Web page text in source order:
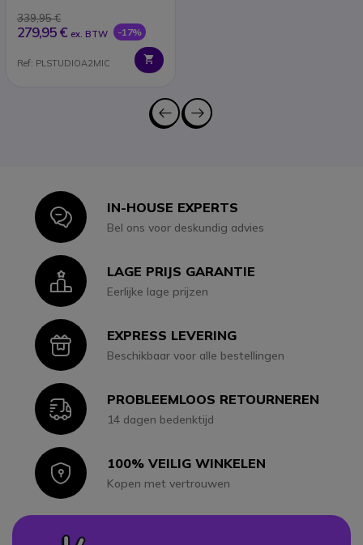
339,95 €
279,95 € ex. BTW -17%
Ref: PLSTUDIOA2MIC
IconIN-HOUSE EXPERTS
Bel ons voor deskundig advies
IconLAGE PRIJS GARANTIE
Eerlijke lage prijzen
IconEXPRESS LEVERING
Beschikbaar voor alle bestellingen
IconPROBLEEMLOOS RETOURNEREN
14 dagen bedenktijd
Icon100% VEILIG WINKELEN
Kopen met vertrouwen